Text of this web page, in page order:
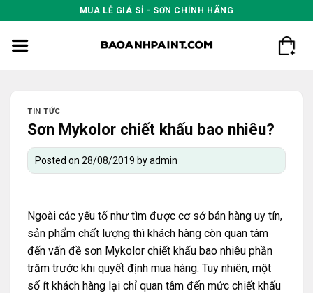
to
content
MUA LẺ GIÁ SỈ - SƠN CHÍNH HÃNG
TIN TỨC
Sơn Mykolor chiết khấu bao nhiêu?
Posted on 28/08/2019 byadmin
Ngoài các yếu tố như tìm được cơ sở bán hàng uy tín,
sản phẩm chất lượng thì khách hàng còn quan tâm
đến vấn đề sơn Mykolor chiết khấu bao nhiêu phần
trăm trước khi quyết định mua hàng. Tuy nhiên, một
số ít khách hàng lại chỉ quan tâm đến mức chiết khấu